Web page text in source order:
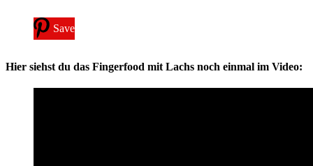
Save
Hier siehst du das Fingerfood mit Lachs noch einmal im Video: